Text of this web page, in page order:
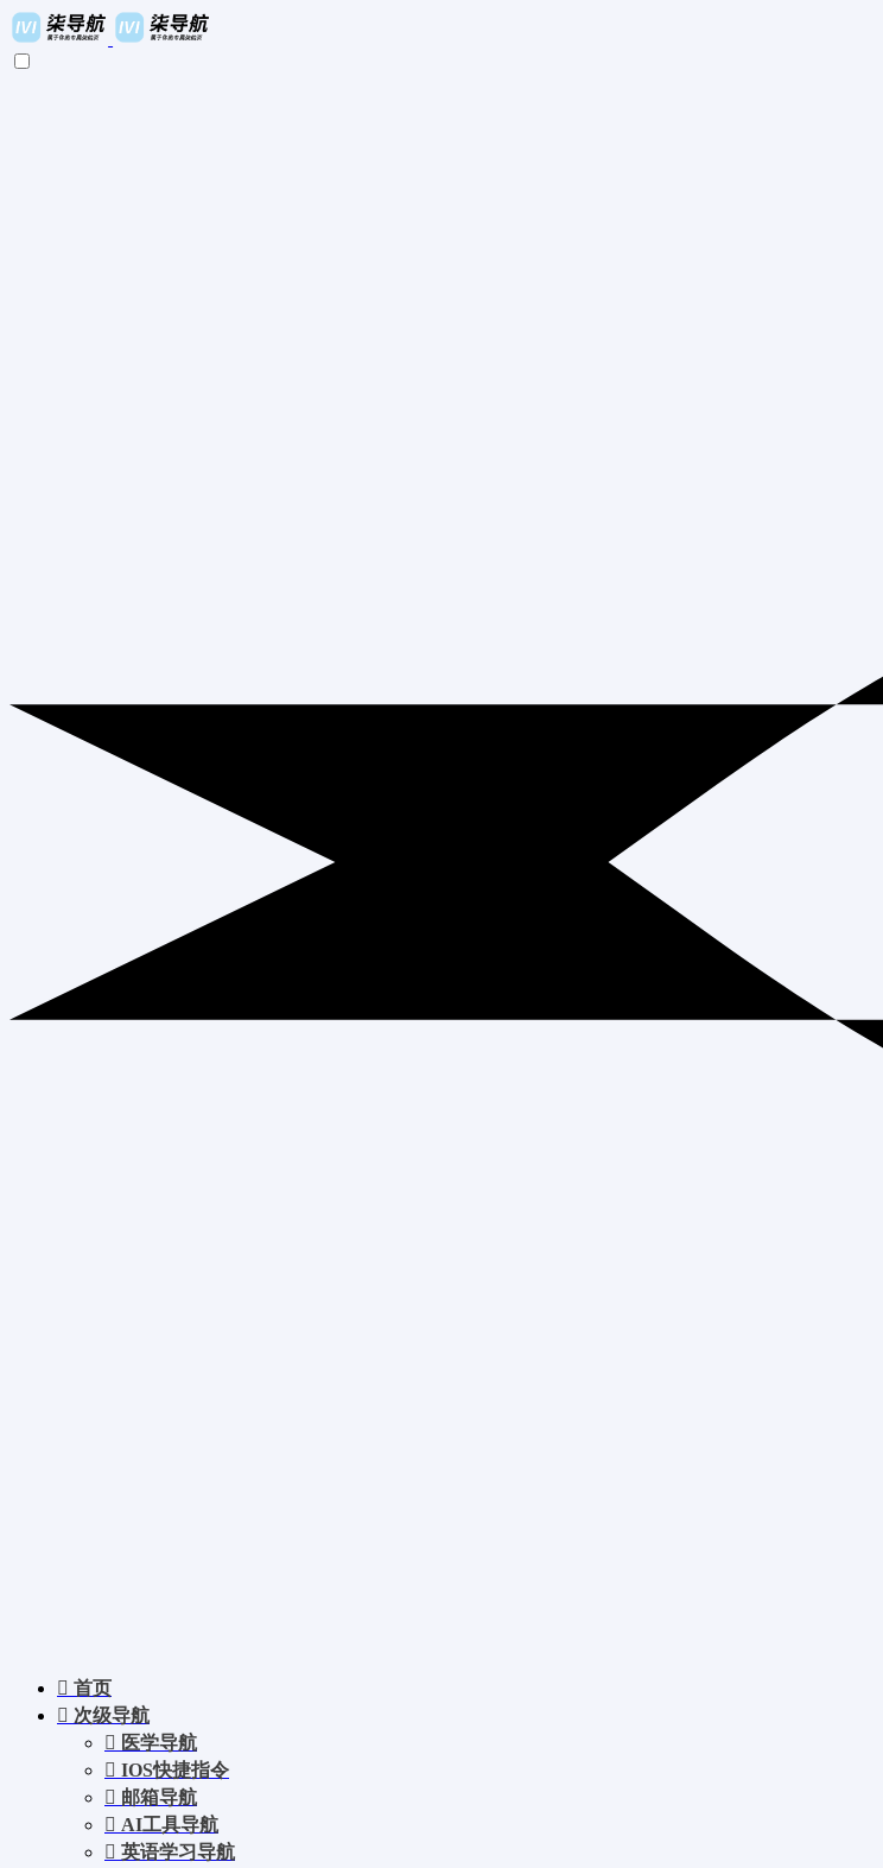
首页
次级导航
医学导航
IOS快捷指令
邮箱导航
AI工具导航
英语学习导航